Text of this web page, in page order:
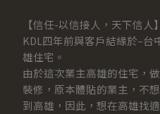
【信任-以信接人，天下信人】
KDL四年前與客戶結緣於–
雄住宅。
由於這次業主高雄的住宅，
裝修，原本體貼的業主，不
到高雄，因此，想在高雄找